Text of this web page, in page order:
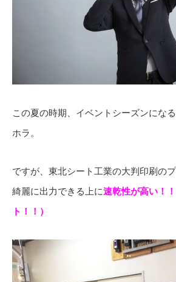
この夏の時期、イベントシーズンにな
ホラ。
ですが、東北シート工業の大判印刷の
綺麗に出力できる上に速乾性が高い！
ト！！）